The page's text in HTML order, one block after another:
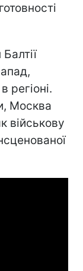
регіоні.
Москва
військову